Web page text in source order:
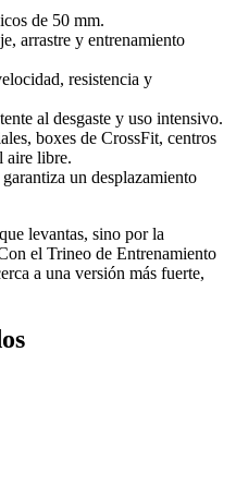
de 50 mm.
arrastre y entrenamiento
resistencia y
al desgaste y uso intensivo.
boxes de CrossFit, centros
aire libre.
un desplazamiento
levantas, sino por la
el Trineo de Entrenamiento
a una versión más fuerte,